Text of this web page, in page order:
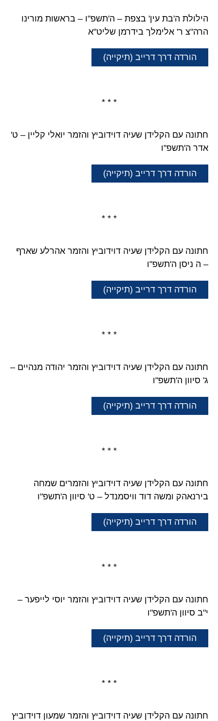
הילולת ה'בת עין' בצפת – ה'תשפ"ו – בראשות מורינו
הרה"צ ר' אלימלך בידרמן שליט"א
הורדה דרך דרייב (תיקייה)
* * *
חתונה עם הקלידן שעיה דוידוביץ והזמר יואלי קליין – ט'
אדר ה'תשפ"ו
הורדה דרך דרייב (תיקייה)
* * *
חתונה עם הקלידן שעיה דוידוביץ והזמר אהרלע שארף
– ה ניסן ה'תשפ"ו
הורדה דרך דרייב (תיקייה)
* * *
חתונה עם הקלידן שעיה דוידוביץ והזמר יהודה מנהיים –
ג' סיוון ה'תשפ"ו
הורדה דרך דרייב (תיקייה)
* * *
חתונה עם הקלידן שעיה דוידוביץ והזמרים שמחה
בירנאהק ומשה דוד וויסמנדל – ט' סיוון ה'תשפ"ו
הורדה דרך דרייב (תיקייה)
* * *
חתונה עם הקלידן שעיה דוידוביץ והזמר יוסי לייפער –
י"ב סיוון ה'תשפ"ו
הורדה דרך דרייב (תיקייה)
* * *
חתונה עם הקלידן שעיה דוידוביץ והזמר שמעון דוידוביץ